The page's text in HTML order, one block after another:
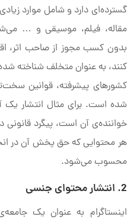
گسترده‌ای دارد و شامل موارد
مقاله، فیلم، موسیقی و …
بدون کسب مجوز از صاحب اثر،
کنند، به عنوان متخلف شناخته
کشورهای پیشرفته، قوانین
شده است. برای مثال انتشار یک
خواننده‌ی آن است، پیگرد قانونی
هر محتوایی که حق پخش آن در
محسوب می‌شود.
2. انتشار محتوای جنسی
اینستاگرام به عنوان یک